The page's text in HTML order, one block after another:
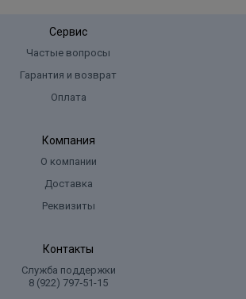
Сервис
Частые вопросы
Гарантия и возврат
Оплата
Компания
О компании
Доставка
Реквизиты
Контакты
Служба поддержки
8 (922) 797‑51-15